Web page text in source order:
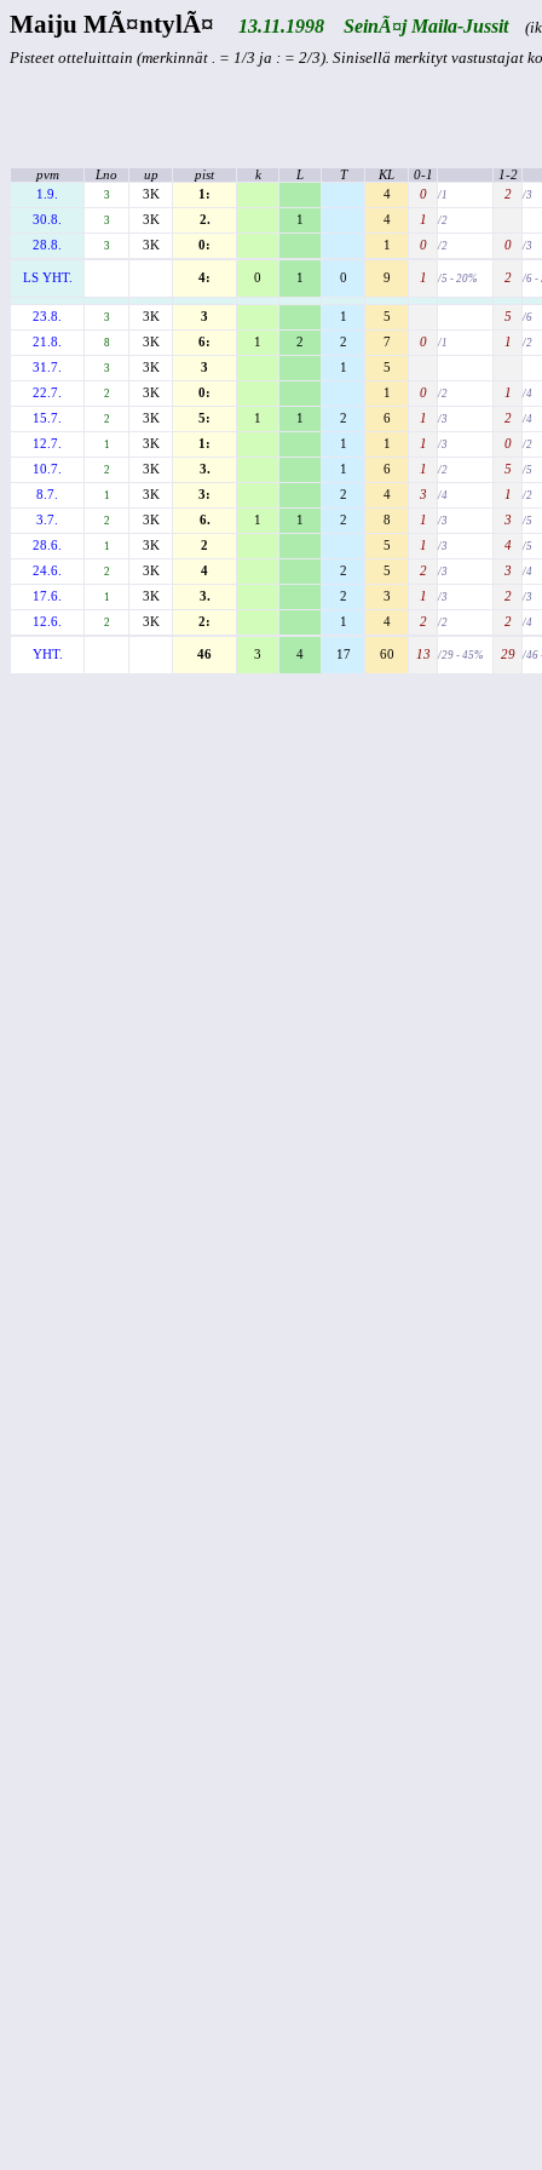
Maiju MÃ¤ntylÃ¤ 13.11.1998 SeinÃ¤j Maila-Jussit
Pisteet otteluittain (merkinnät . = 1/3 ja : = 2/3). Sinisellä merkityt vastustajat
pvm Lno up pist k L T KL 0-1
1-2
1.9.
3 3K 1: 4 0 /1 2 /3
30.8. 3 3K 2. 1 4 1 /2
28.8. 3 3K 0: 1 0 /2 0 /3
LS YHT. 4: 0 1 0 9 1 /5 - 20% 2 /6 -
23.8. 3 3K 3 1 5 5 /6
21.8. 8 3K 6: 1 2 2 7 0 /1 1 /2
31.7. 3 3K 3 1
5
22.7.
2 3K 0: 1 0 /2 1 /4
15.7. 2 3K 5: 1 1 2 6 1 /3 2 /4
12.7. 1 3K 1: 1 1 1 /3 0 /2
10.7. 2 3K 3. 1 6 1 /2 5 /5
8.7. 1 3K 3: 2 4 3 /4 1 /2
3.7. 2 3K 6. 1 1 2 8 1 /3 3 /5
28.6. 1 3K 2 5 1 /3 4 /5
24.6. 2 3K 4 2 5 2 /3 3 /4
17.6. 1 3K 3. 2 3 1 /3 2 /3
12.6. 2 3K 2: 1 4 2 /2 2 /4
YHT. 46 3 4 17 60 13 /29 - 45% 29 /46